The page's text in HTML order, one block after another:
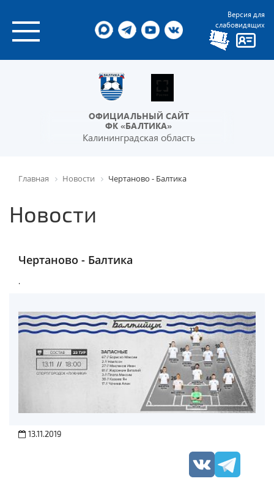
Версия для
слабовидящих
ОФИЦИАЛЬНЫЙ САЙТ
ФК «БАЛТИКА»
Калининградская область
Главная Новости Чертаново - Балтика
Новости
Чертаново - Балтика
.
13.11.2019